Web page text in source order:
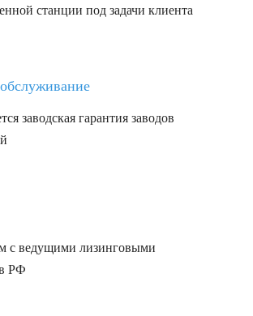
станции под задачи клиента
заводская гарантия заводов
с ведущими лизинговыми
РФ